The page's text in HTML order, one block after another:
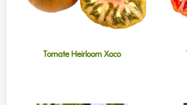
Tomate Heirloom Xoco